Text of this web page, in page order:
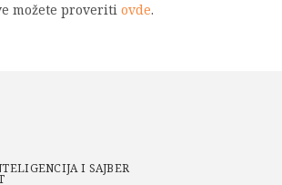
možete proveriti ovde.
I SAJBER